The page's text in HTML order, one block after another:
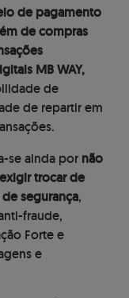
de pagamento
de compras
MB WAY,
de
de repartir em
se ainda por não
trocar de
segurança,
fraude,
Forte e
e